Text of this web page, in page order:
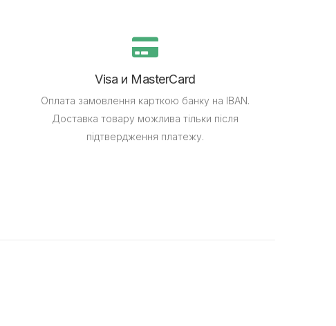
Visa и MasterCard
Оплата замовлення карткою банку на IBAN.
Доставка товару можлива тільки після
підтвердження платежу.